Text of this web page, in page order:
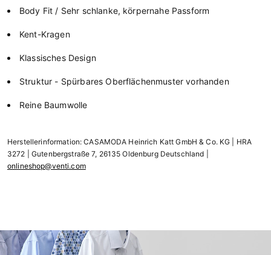
Body Fit / Sehr schlanke, körpernahe Passform
Kent-Kragen
Klassisches Design
Struktur - Spürbares Oberflächenmuster vorhanden
Reine Baumwolle
Herstellerinformation: CASAMODA Heinrich Katt GmbH & Co. KG | HRA
3272 | Gutenbergstraße 7, 26135 Oldenburg Deutschland |
onlineshop@venti.com